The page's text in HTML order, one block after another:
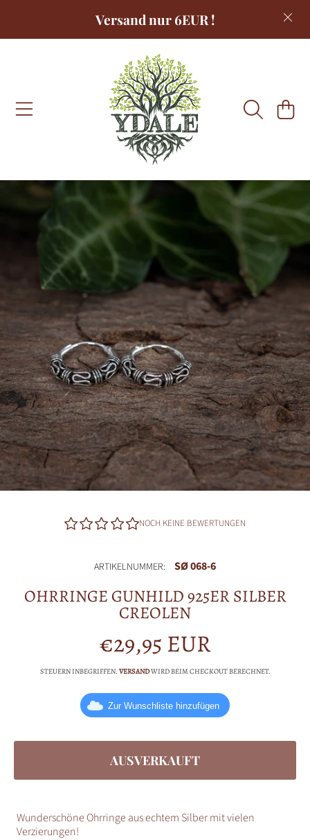
DIREKT ZUM INHALTVersand nur 6EUR !
DIREKT ZU DEN PRODUKTINFORMATIONEN
NOCH KEINE BEWERTUNGEN
ARTIKELNUMMER: SØ 068-6
OHRRINGE GUNHILD 925ER SILBER
CREOLEN
Normalpreis
€29,95 EUR
STEUERN INBEGRIFFEN. VERSANDWIRD BEIM CHECKOUT BERECHNET.
Zur Wunschliste hinzufügen
AUSVERKAUFT
Wunderschöne Ohrringe aus echtem Silber mit vielen
Verzierungen!